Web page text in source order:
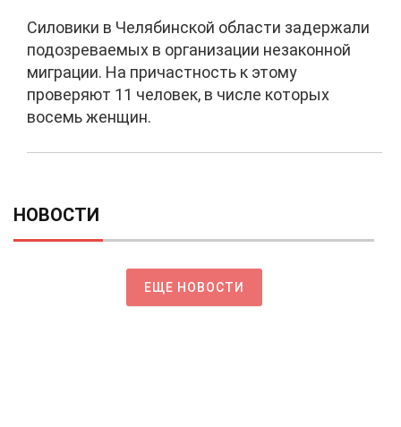
Силовики в Челябинской области задержали
подозреваемых в организации незаконной
миграции. На причастность к этому
проверяют 11 человек, в числе которых
восемь женщин.
НОВОСТИ
ЕЩЕ НОВОСТИ